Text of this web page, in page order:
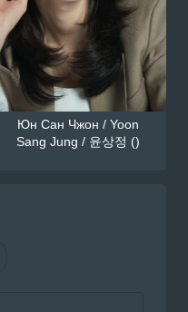
Юн Сан Чжон / Yoon
Sang Jung / 윤상정 ()